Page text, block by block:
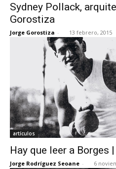
Sydney Pollack,
Gorostiza
Jorge Gorostiza - 13 febrero, 2015
artículos
Hay que leer a Borges
Jorge Rodríguez Seoane - 6